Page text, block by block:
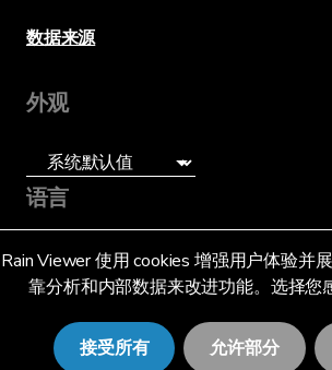
Rain Viewer 使用 cookies 增强用户体验并
靠分析和内部数据来改进功能。选择您
接受所有 允许部分
数据来源
外观
语言
简体中文 (SG)